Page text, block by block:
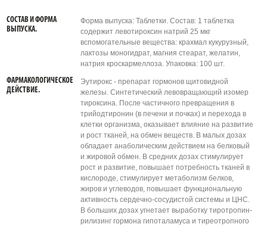
СОСТАВ И ФОРМА
ВЫПУСКА.
Форма выпуска: Таблетки. Состав: 1 таблетка
содержит левотироксин натрий 25 мкг
вспомогательные вещества: крахмал кукурузный,
лактозы моногидрат, магния стеарат, желатин,
натрия кроскармеллоза. Упаковка: 100 шт.
ФАРМАКОЛОГИЧЕСКОЕ
ДЕЙСТВИЕ.
Эутирокс - препарат гормонов щитовидной
железы. Синтетический левовращающий изомер
тироксина. После частичного превращения в
трийодтиронин (в печени и почках) и перехода в
клетки организма, оказывает влияние на развитие
и рост тканей, на обмен веществ. В малых дозах
обладает анаболическим действием на белковый
и жировой обмен. В средних дозах стимулирует
рост и развитие, повышает потребность тканей в
кислороде, стимулирует метаболизм белков,
жиров и углеводов, повышает функциональную
активность сердечно-сосудистой системы и ЦНС.
В больших дозах угнетает выработку тиротропин-
рилизинг гормона гипоталамуса и тиреотропного